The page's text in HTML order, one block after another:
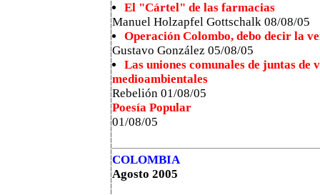
El "Cártel" de las farmacias
Manuel Holzapfel Gottschalk 08/08/05
Operación Colombo, debo decir la
Gustavo González 05/08/05
Las uniones comunales de juntas de
medioambientales
Rebelión 01/08/05
Poesía Popular
01/08/05
COLOMBIA
Agosto 2005